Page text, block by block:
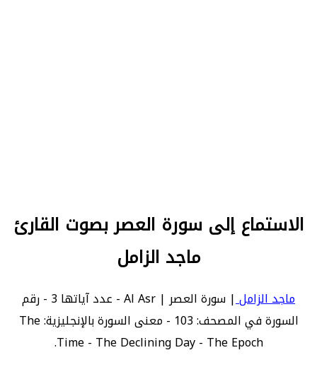
الاستماع إلى سورة العصر بصوت القارئ
ماجد الزامل
ماجد الزامل
| سورة العصر | Al Asr - عدد آياتها 3 - رقم
السورة في المصحف: 103 - معنى السورة بالإنجليزية: The
Time - The Declining Day - The Epoch.